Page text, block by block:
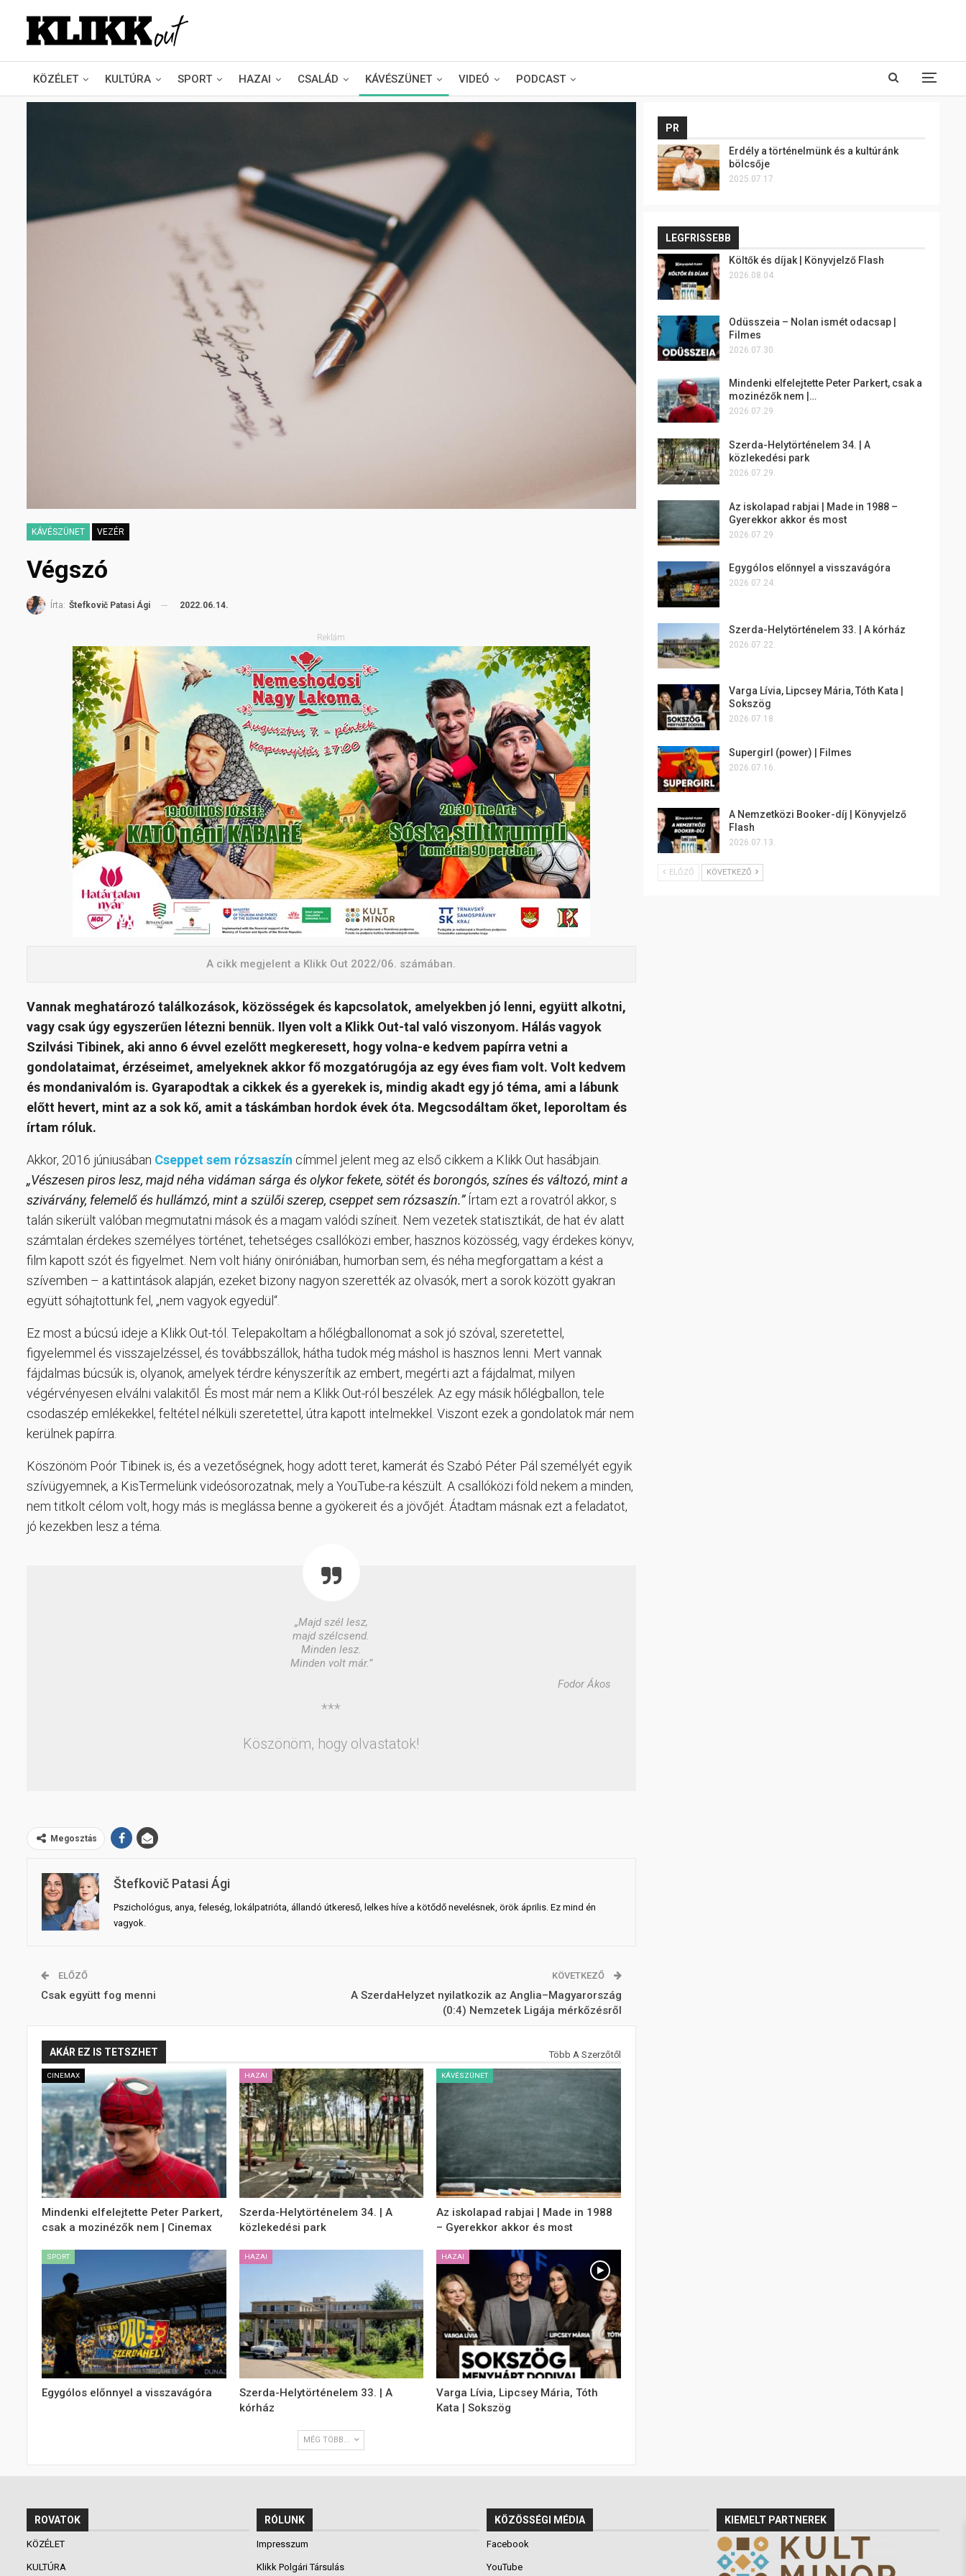
KÖZÉLET KULTÚRA SPORT HAZAI CSALÁD KÁVÉSZÜNET VIDEÓ PODCAST
KÁVÉSZÜNET VEZÉR
Végszó
Írta: Štefkovič Patasi Ági 2022.06.14.
Reklám
A cikk megjelent a Klikk Out 2022/06. számában.
Vannak meghatározó találkozások, közösségek és kapcsolatok, amelyekben jó lenni, együtt alkotni,
vagy csak úgy egyszerűen létezni bennük. Ilyen volt a Klikk Out-tal való viszonyom. Hálás vagyok
Szilvási Tibinek, aki anno 6 évvel ezelőtt megkeresett, hogy volna-e kedvem papírra vetni a
gondolataimat, érzéseimet, amelyeknek akkor fő mozgatórugója az egy éves fiam volt. Volt kedvem
és mondanivalóm is. Gyarapodtak a cikkek és a gyerekek is, mindig akadt egy jó téma, ami a lábunk
előtt hevert, mint az a sok kő, amit a táskámban hordok évek óta. Megcsodáltam őket, leporoltam és
írtam róluk.
Akkor, 2016 júniusában Cseppet sem rózsaszín címmel jelent meg az első cikkem a Klikk Out hasábjain.
„Vészesen piros lesz, majd néha vidáman sárga és olykor fekete, sötét és borongós, színes és változó, mint a
szivárvány, felemelő és hullámzó, mint a szülői szerep, cseppet sem rózsaszín.”Írtam ezt a rovatról akkor, s
talán sikerült valóban megmutatni mások és a magam valódi színeit. Nem vezetek statisztikát, de hat év alatt
számtalan érdekes személyes történet, tehetséges csallóközi ember, hasznos közösség, vagy érdekes könyv,
film kapott szót és figyelmet. Nem volt hiány öniróniában, humorban sem, és néha megforgattam a kést a
szívemben – a kattintások alapján, ezeket bizony nagyon szerették az olvasók, mert a sorok között gyakran
együtt sóhajtottunk fel, „nem vagyok egyedül“.
Ez most a búcsú ideje a Klikk Out-tól. Telepakoltam a hőlégballonomat a sok jó szóval, szeretettel,
figyelemmel és visszajelzéssel, és továbbszállok, hátha tudok még máshol is hasznos lenni. Mert vannak
fájdalmas búcsúk is, olyanok, amelyek térdre kényszerítik az embert, megérti azt a fájdalmat, milyen
végérvényesen elválni valakitől. És most már nem a Klikk Out-ról beszélek. Az egy másik hőlégballon, tele
csodaszép emlékekkel, feltétel nélküli szeretettel, útra kapott intelmekkel. Viszont ezek a gondolatok már nem
kerülnek papírra.
Köszönöm Poór Tibinek is, és a vezetőségnek, hogy adott teret, kamerát és Szabó Péter Pál személyét egyik
szívügyemnek, a KisTermelünk videósorozatnak, mely a YouTube-ra készült. A csallóközi föld nekem a minden,
nem titkolt célom volt, hogy más is meglássa benne a gyökereit és a jövőjét. Átadtam másnak ezt a feladatot,
jó kezekben lesz a téma.
„Majd szél lesz,
majd szélcsend.
Minden lesz.
Minden volt már.”
Fodor Ákos
***
Köszönöm, hogy olvastatok!
Megosztás
Štefkovič Patasi Ági
Pszichológus, anya, feleség, lokálpatrióta, állandó útkereső, lelkes híve a kötődő nevelésnek, örök április. Ez mind én
vagyok.
ELŐZŐ
Csak együtt fog menni
KÖVETKEZŐ
A SzerdaHelyzet nyilatkozik az Anglia–Magyarország
(0:4) Nemzetek Ligája mérkőzésről
AKÁR EZ IS TETSZHET Több A Szerzőtől
CINEMAX
Mindenki elfelejtette Peter Parkert,
csak a mozinézők nem | Cinemax
HAZAI
Szerda-Helytörténelem 34. | A
közlekedési park
KÁVÉSZÜNET
Az iskolapad rabjai | Made in 1988
– Gyerekkor akkor és most
SPORT
Egygólos előnnyel a visszavágóra
HAZAI
Szerda-Helytörténelem 33. | A
kórház
HAZAI
Varga Lívia, Lipcsey Mária, Tóth
Kata | Sokszög
MÉG TÖBB...
PR
Erdély a történelmünk és a kultúránk
bölcsője
2025.07.17.
LEGFRISSEBB
Költők és díjak | Könyvjelző Flash
2026.08.04.
Odüsszeia – Nolan ismét odacsap |
Filmes
2026.07.30.
Mindenki elfelejtette Peter Parkert, csak a
mozinézők nem |…
2026.07.29.
Szerda-Helytörténelem 34. | A
közlekedési park
2026.07.29.
Az iskolapad rabjai | Made in 1988 –
Gyerekkor akkor és most
2026.07.29.
Egygólos előnnyel a visszavágóra
2026.07.24.
Szerda-Helytörténelem 33. | A kórház
2026.07.22.
Varga Lívia, Lipcsey Mária, Tóth Kata |
Sokszög
2026.07.18.
Supergirl (power) | Filmes
2026.07.16.
A Nemzetközi Booker-díj | Könyvjelző
Flash
2026.07.13.
ELŐZŐ KÖVETKEZŐ
ROVATOK
KÖZÉLET
KULTÚRA
RÓLUNK
Impresszum
Klikk Polgári Társulás
KÖZÖSSÉGI MÉDIA
Facebook
YouTube
KIEMELT PARTNEREK